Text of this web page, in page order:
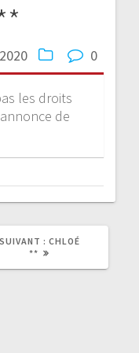
0
les droits
de
SUIVANT : CHLOÉ
**